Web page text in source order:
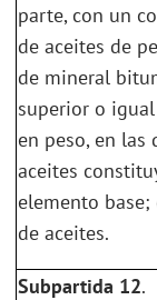
parte, con un
de aceites de
de mineral
superior o
en peso, en las
aceites
elemento base;
de aceites.
Subpartida 12.